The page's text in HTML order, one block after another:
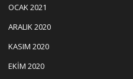
OCAK 2021
ARALIK 2020
KASIM 2020
EKIM 2020